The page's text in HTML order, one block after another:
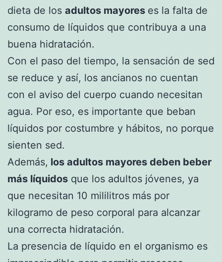
dieta de los adultos mayores es la falta de
consumo de líquidos que contribuya a una
buena hidratación.
Con el paso del tiempo, la sensación de sed
se reduce y así, los ancianos no cuentan
con el aviso del cuerpo cuando necesitan
agua. Por eso, es importante que beban
líquidos por costumbre y hábitos, no porque
sienten sed.
Además, los adultos mayores deben beber
más líquidos que los adultos jóvenes, ya
que necesitan 10 mililitros más por
kilogramo de peso corporal para alcanzar
una correcta hidratación.
La presencia de líquido en el organismo es